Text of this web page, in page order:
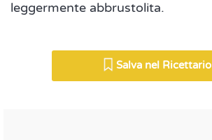
leggermente abbrustolita.
Salva nel Ricettario